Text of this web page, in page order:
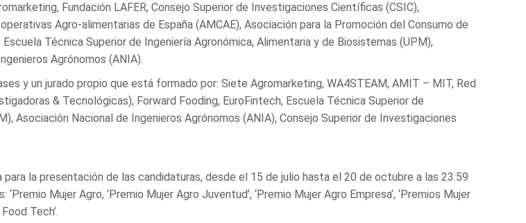
Fundación LAFER, Consejo Superior de Investigaciones Científicas (CSIC),
Agro-alimentarias de España (AMCAE), Asociación para la Promoción del Consumo de
Técnica Superior de Ingeniería Agronómica, Alimentaria y de Biosistemas (UPM),
Agrónomos (ANIA).
y un jurado propio que está formado por: Siete Agromarketing, WA4STEAM, AMIT – MIT, Red
& Tecnológicas), Forward Fooding, EuroFintech, Escuela Técnica Superior de
Asociación Nacional de Ingenieros Agrónomos (ANIA), Consejo Superior de Investigaciones
la presentación de las candidaturas, desde el 15 de julio hasta el 20 de octubre a las 23:59
Mujer Agro, ‘Premio Mujer Agro Juventud’, ‘Premio Mujer Agro Empresa’, ‘Premios Mujer
Tech’.